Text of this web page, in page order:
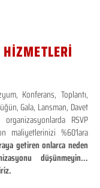
Konferans, Toplantı,
Gala, Lansman, Davet
RSVP
maliyetlerinizi %60'lara
getiren onlarca neden
düşünmeyin...